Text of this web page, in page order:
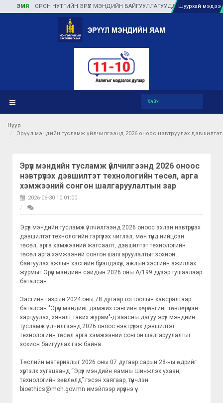
ОРОН НУТГИЙН ЭРҮҮЛ МЭНДИЙН БАЙГУУЛЛАГУУДАД ТУЛГАМДАЖ БУЙ
Шуурхай мэдээ
Нүүр
Эрүүл мэндийн тусламж үйлчилгээнд 2026 оноос нэвтрүүлэх
Эрүүл мэндийн тусламж үйлчилгээнд 2026 оноос
нэвтрүүлэх дэвшилтэт технологийн төсөл, арга
хэмжээний сонгон шалгаруулалтын зар
2026-06-30 10:01:00
Эрүүл мэндийн тусламж үйлчилгээнд 2026 оноос эхлэн нэвтрүүлэх
дэвшилтэт технологийн тэргүүлэх чиглэл, мөн түүнд нийцсэн
төсөл, арга хэмжээний жагсаалт, дэвшилтэт технологийн
төсөл арга хэмжээний сонгон шалгаруулалтыг зохион
байгуулах ажлын хэсгийн бүрэлдэхүүн, ажлын хэсгийн ажиллах
журмыг Эрүүл мэндийн сайдын 2026 оны А/199 дүгээр тушаалаар
баталсан.
Засгийн газрын 2024 оны 78 дугаар тогтоолын хавсралтаар
баталсан "Эрүүл мэндийг дэмжих сангийн хөрөнгийг төвлөрүүлэн
зарцуулах, хяналт тавих журам"-д заасны дагуу эрүүл мэндийн
тусламж үйлчилгээнд 2026 оноос нэвтрүүлэх дэвшилтэт
технологийн төсөл арга хэмжээний сонгон шалгаруулалтыг
зохион байгуулах гэж байна.
Төслийн материалыг 2026 оны 07 дугаар сарын 28-ны өдрийг
хүртэлх хугацаанд “Эрүүл мэндийн яамны Шинжлэх ухаан,
технологийн зөвлөлд” гэсэн хаягаар, түүнчлэн
bioethics@moh.gov.mn имэйлээр ирүүлнэ үү.